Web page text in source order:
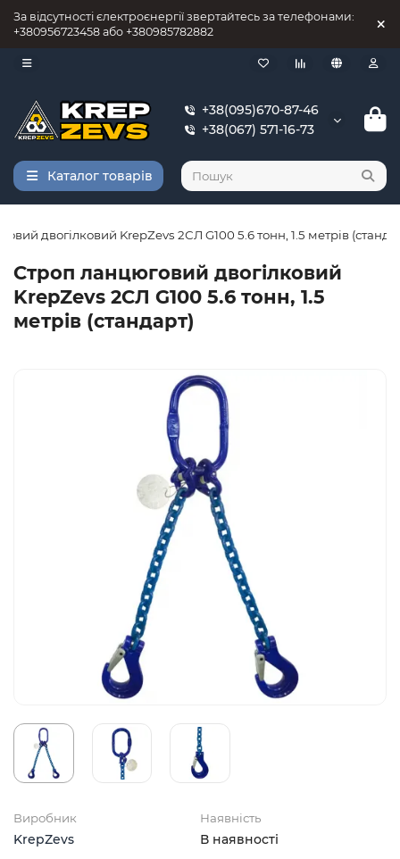
За відсутності єлектроєнергії звертайтесь за телефонами:
+380956723458 або +380985782882
+38(095)670-87-46
+38(067) 571-16-73
Каталог товарів
двогілковий KrepZevs 2СЛ G100 5.6 тонн, 1.5 метрів
Строп ланцюговий двогілковий
KrepZevs 2СЛ G100 5.6 тонн, 1.5
метрів (стандарт)
Виробник
KrepZevs
Наявність
В наявності